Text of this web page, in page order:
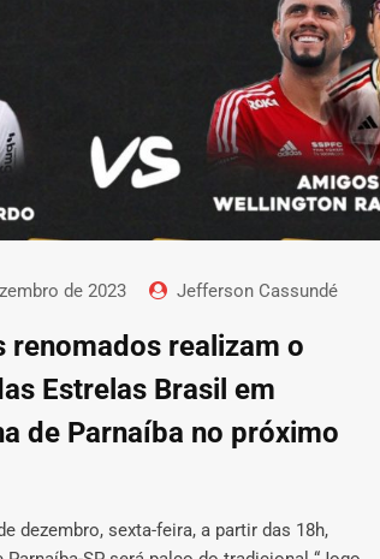
de 2023 Jefferson Cassundé
renomados realizam o
Estrelas Brasil em
de Parnaíba no próximo
dezembro, sexta-feira, a partir das 18h,